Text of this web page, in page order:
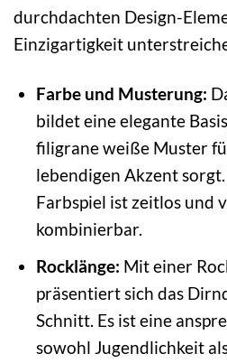
durchdachten Design-
Einzigartigkeit
Farbe und Musterung:
bildet eine elegante
filigrane weiße Muster
lebendigen Akzent
Farbspiel ist zeitlos und
kombinierbar.
Rocklänge: Mit einer
präsentiert sich das
Schnitt. Es ist eine
sowohl Jugendlichkeit